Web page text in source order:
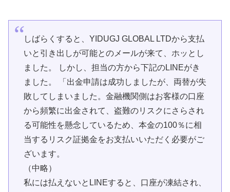
しばらくすると、YIDUGJ GLOBAL LTDから支払
いと引き出しが可能とのメールが来て、ホッとし
ました。 しかし、担当の方から下記のLINEがき
ました。 「出金申請は成功しましたが、両替が失
敗してしまいました。金融機関側はお客様の口座
から頻繁に出金されて、盗難のリスクにさらされ
る可能性を懸念しているため、本金の100％に相
当するリスク証拠金をお支払いいただく必要がご
ざいます。
（中略）
私には払えないとLINEすると、口座が凍結され、